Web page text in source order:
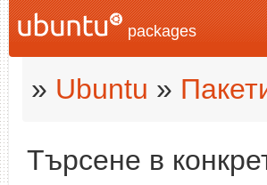
packages
» Ubuntu »
Търсене в